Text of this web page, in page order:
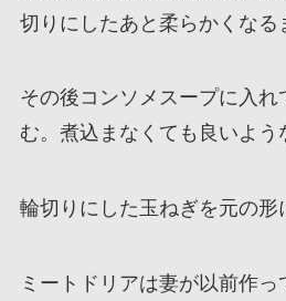
切りにしたあと柔らかくなる
その後コンソメスープに入れ
む。煮込まなくても良いよう
輪切りにした玉ねぎを元の形
ミートドリアは妻が以前作